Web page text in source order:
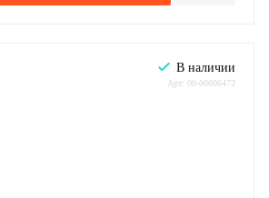
В наличии
Арт: 00-00006472